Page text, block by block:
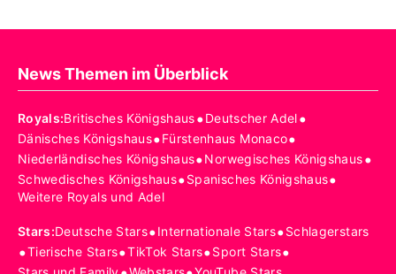
News Themen im Überblick
Royals:Britisches Königshaus•Deutscher Adel•
Dänisches Königshaus•Fürstenhaus Monaco•
Niederländisches Königshaus•Norwegisches Königshaus•
Schwedisches Königshaus•Spanisches Königshaus•
Weitere Royals und Adel
Stars:Deutsche Stars•Internationale Stars•Schlagerstars
•Tierische Stars•TikTok Stars•Sport Stars•